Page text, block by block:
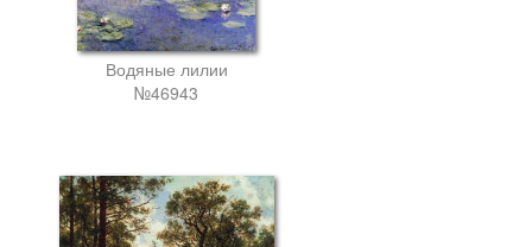
Водяные лилии
№46943